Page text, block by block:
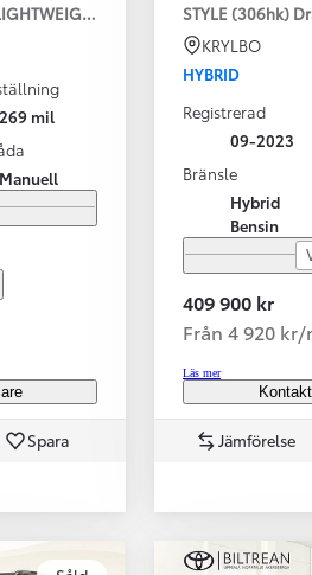
EVO / OMG LEV! MOMSBIL!
269 mil
Manuell
Spara
STYLE (306hk)
KRYLBO
HYBRID
Registrerad
09-2023
Bränsle
Hybrid
Bensin
409 900 kr
Från 4 920
Läs mer
Jämförelse